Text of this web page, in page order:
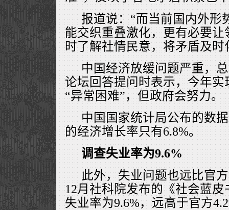
报道说：“而当前国内外形
能交织重叠激化，更有必要
时了解社情民意，将矛盾及时
中国经济放缓问题严重，
论坛回答提问时表示，今年实
“异常困难”，但政府会努力。
中国国家统计局公布的数
的经济增长率只有6.8%。
调查失业率为9.6%
此外，失业问题也远比官
12月社科院发布的《社会蓝
失业率为9.6%，远高于官方